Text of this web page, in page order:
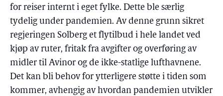
for reiser internt i eget fylke. Dette ble særlig
tydelig under pandemien. Av denne grunn sikret
regjeringen Solberg et flytilbud i hele landet ved
kjøp av ruter, fritak fra avgifter og overføring av
midler til Avinor og de ikke-statlige lufthavnene.
Det kan bli behov for ytterligere støtte i tiden som
kommer, avhengig av hvordan pandemien utvikler